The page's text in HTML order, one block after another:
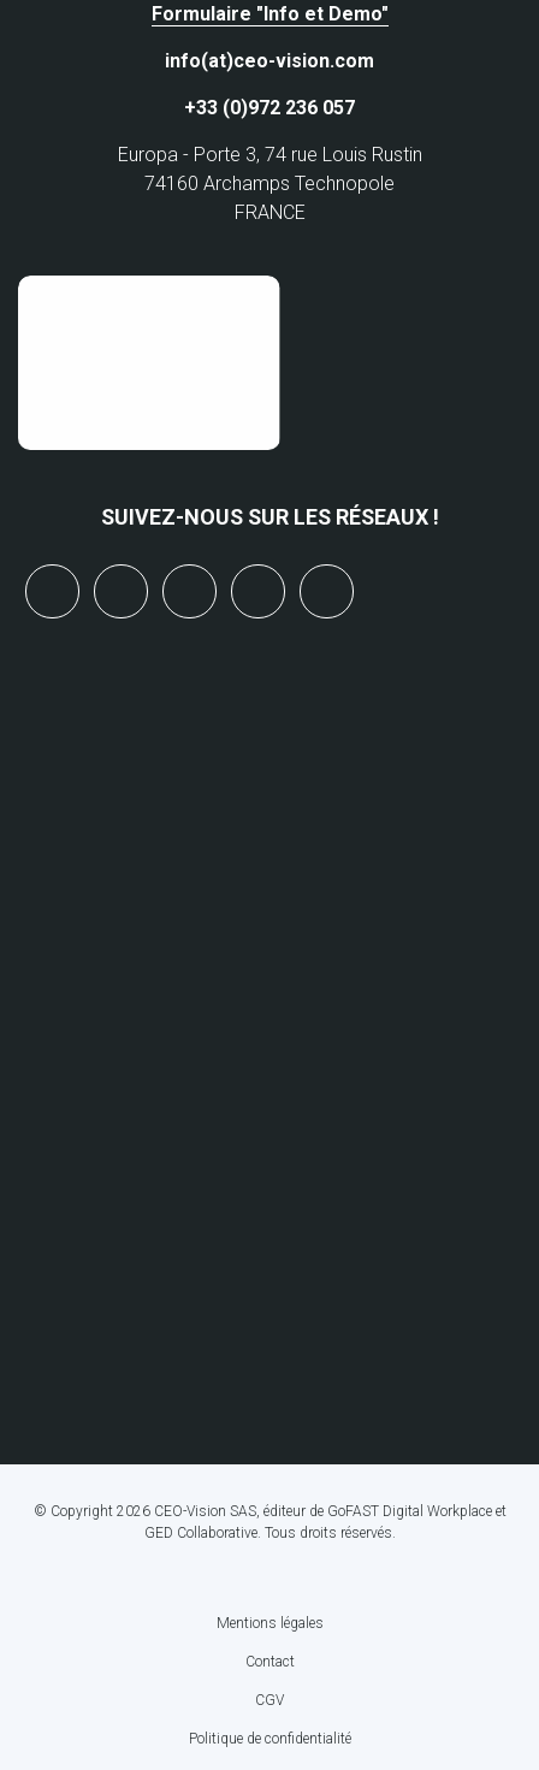
Formulaire "Info et Demo"
info(at)ceo-vision.com
+33 (0)972 236 057
Europa - Porte 3, 74 rue Louis Rustin
74160 Archamps Technopole
FRANCE
SUIVEZ-NOUS SUR LES RÉSEAUX !
linkedinyoutubebluesky mastodon
© Copyright 2026 CEO-Vision SAS, éditeur de GoFAST Digital Workplace et
GED Collaborative. Tous droits réservés.
Mentions légales
Contact
CGV
Politique de confidentialité